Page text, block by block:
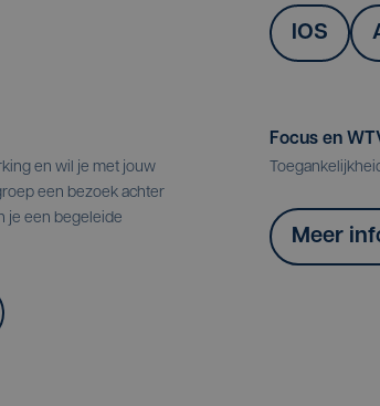
IOS
en wil je met jouw
een bezoek achter
je een begeleide
Focus en
Meer